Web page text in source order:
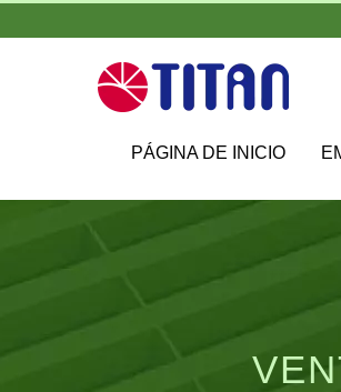
PÁGINA DE INICIO